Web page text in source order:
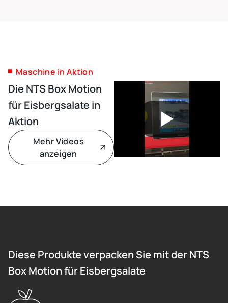
Maschine in Aktion
Die NTS Box Motion
für Eisbergsalate in
Aktion
Mehr Videos
anzeigen
Diese Produkte verpacken Sie mit der NTS
Box Motion für Eisbergsalate